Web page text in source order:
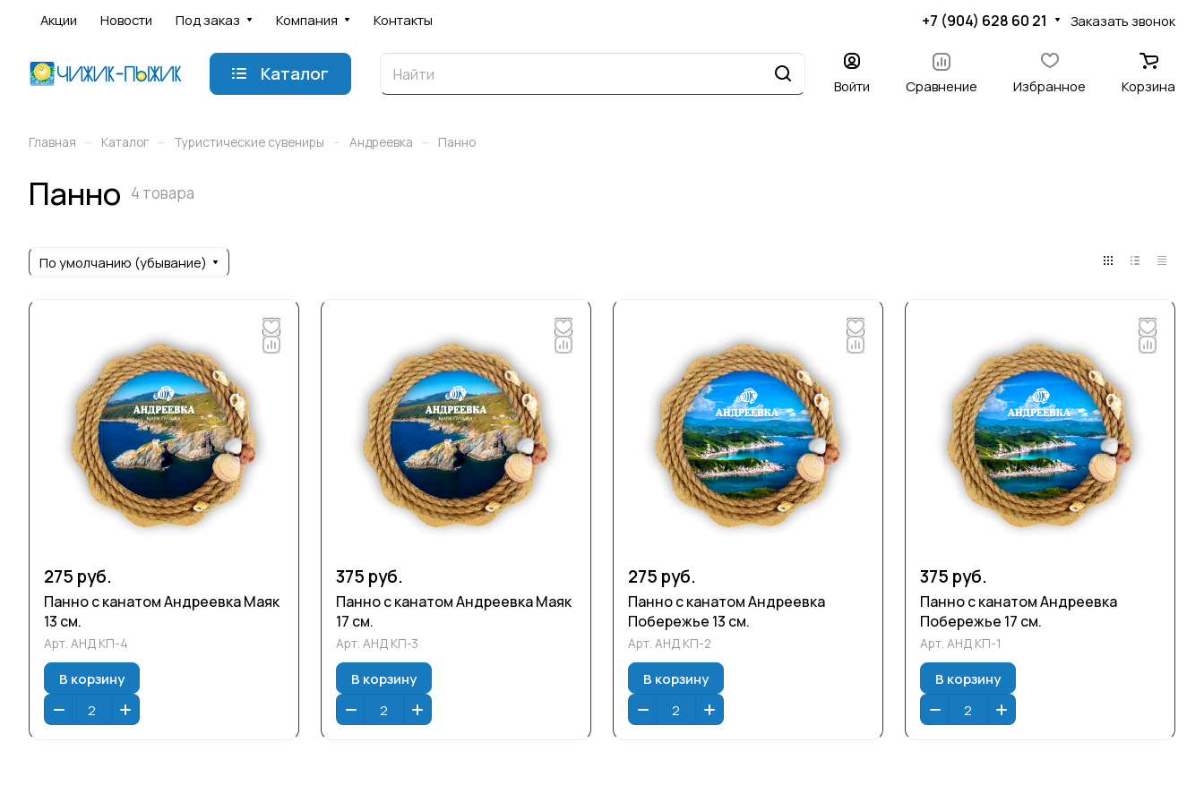
Акции Новости Под заказ Компания Контакты +7 (904) 628 60 21 Заказать звонок
Каталог
Войти Сравнение Избранное Корзина
Главная – Каталог – Туристические сувениры – Андреевка – Панно
Панно 4 товара
По умолчанию (убывание)
275 руб.
Панно с канатом Андреевка Маяк
13 см.
Арт. АНД КП-4
В корзину
375 руб.
Панно с канатом Андреевка Маяк
17 см.
Арт. АНД КП-3
В корзину
275 руб.
Панно с канатом Андреевка
Побережье 13 см.
Арт. АНД КП-2
В корзину
375 руб.
Панно с канатом Андреевка
Побережье 17 см.
Арт. АНД КП-1
В корзину